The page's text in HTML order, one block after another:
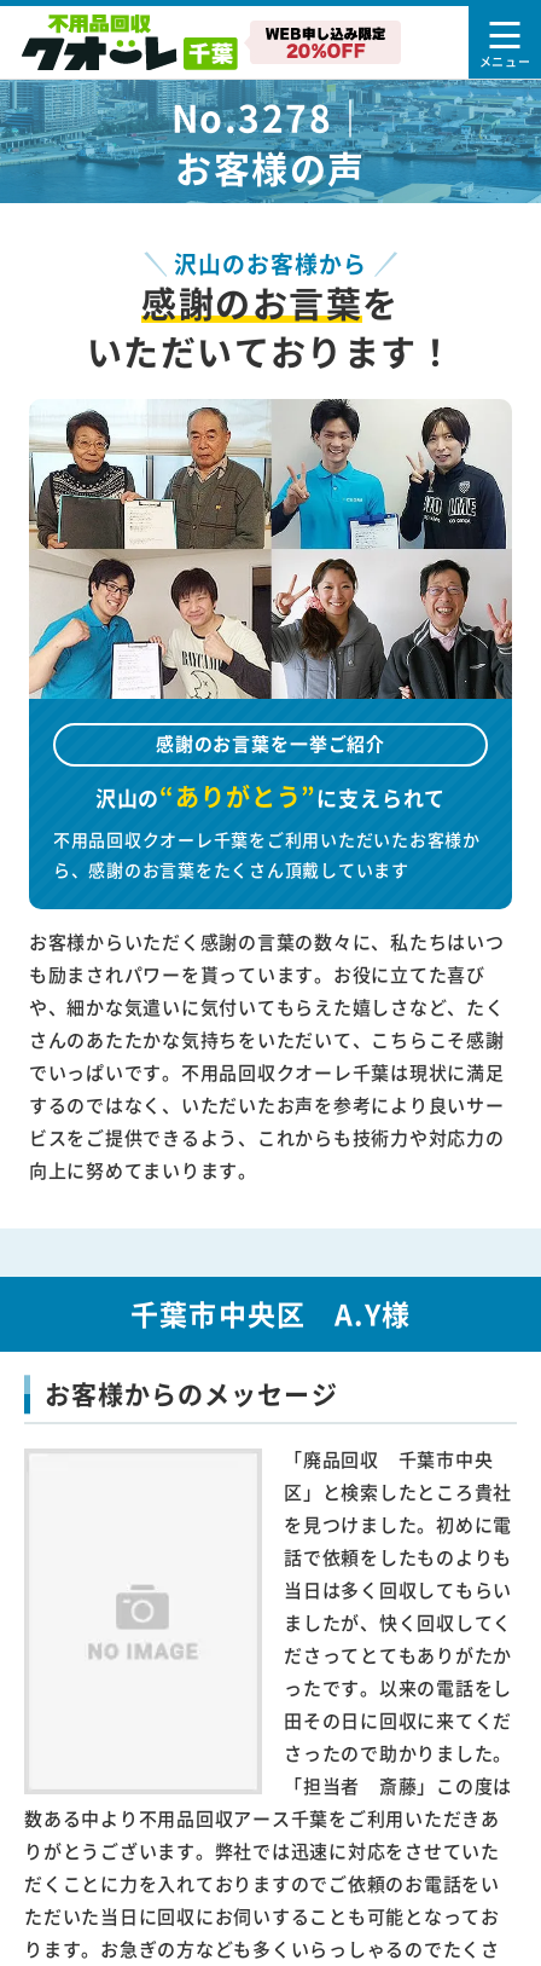
No.3278｜
お客様の声
沢山のお客様から
感謝のお言葉を
いただいております！
感謝のお言葉を一挙ご紹介
沢山の“ありがとう”に支えられて
不用品回収クオーレ千葉をご利用いただいたお客様か
ら、感謝のお言葉をたくさん頂戴しています
お客様からいただく感謝の言葉の数々に、私たちはいつ
も励まされパワーを貰っています。お役に立てた喜び
や、細かな気遣いに気付いてもらえた嬉しさなど、たく
さんのあたたかな気持ちをいただいて、こちらこそ感謝
でいっぱいです。不用品回収クオーレ千葉は現状に満足
するのではなく、いただいたお声を参考により良いサー
ビスをご提供できるよう、これからも技術力や対応力の
向上に努めてまいります。
千葉市中央区 A.Y様
お客様からのメッセージ
「廃品回収 千葉市中央
区」と検索したところ貴社
を見つけました。初めに電
話で依頼をしたものよりも
当日は多く回収してもらい
ましたが、快く回収してく
ださってとてもありがたか
ったです。以来の電話をし
田その日に回収に来てくだ
さったので助かりました。
「担当者 斎藤」この度は
数ある中より不用品回収アース千葉をご利用いただきあ
りがとうございます。弊社では迅速に対応をさせていた
だくことに力を入れておりますのでご依頼のお電話をい
ただいた当日に回収にお伺いすることも可能となってお
ります。お急ぎの方なども多くいらっしゃるのでたくさ